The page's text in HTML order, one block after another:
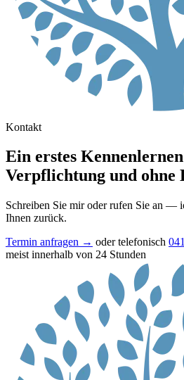
Kontakt
Ein erstes
Verpflichtung und ohne
Schreiben Sie mir oder rufen Sie an —
Ihnen zurück.
Termin anfragen → oder telefonisch
meist innerhalb von 24 Stunden